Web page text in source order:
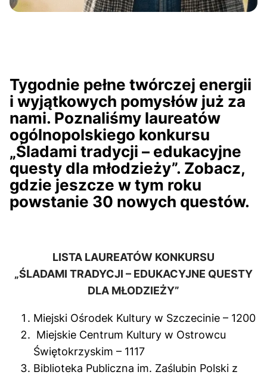
Tygodnie pełne twórczej energii
i wyjątkowych pomysłów już za
nami. Poznaliśmy laureatów
ogólnopolskiego konkursu
„Śladami tradycji – edukacyjne
questy dla młodzieży”. Zobacz,
gdzie jeszcze w tym roku
powstanie 30 nowych questów.
LISTA LAUREATÓW KONKURSU
„ŚLADAMI TRADYCJI – EDUKACYJNE QUESTY
DLA MŁODZIEŻY”
Miejski Ośrodek Kultury w Szczecinie – 1200
Miejskie Centrum Kultury w Ostrowcu
Świętokrzyskim – 1117
Biblioteka Publiczna im. Zaślubin Polski z